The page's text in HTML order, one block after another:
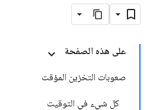
على هذه الصفحة
صعوبات التخزين المؤقت
كل شيء في التوقيت